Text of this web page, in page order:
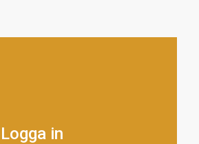
Logga in